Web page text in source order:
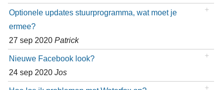
Optionele updates stuurprogramma, wat moet je
ermee?
27 sep 2020 Patrick
Nieuwe Facebook look?
24 sep 2020 Jos